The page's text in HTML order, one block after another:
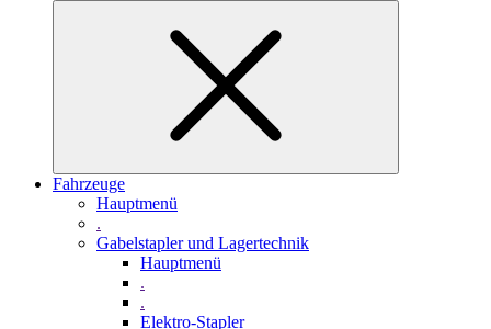
Fahrzeuge
Hauptmenü
.
Gabelstapler und Lagertechnik
Hauptmenü
.
.
Elektro-Stapler